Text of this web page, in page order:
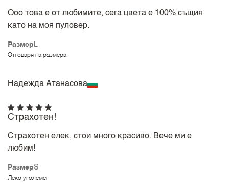
Размер L
Отговаря на размера
Ооо това е от любимите, сега цвета е 100% същия
като на моя пуловер.
Надежда Атанасова
РазмерS
Леко уголемен
Страхотен!
Страхотен елек, стои много красиво. Вече ми е
любим!